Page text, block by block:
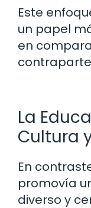
Este
un papel
en
La
Cultura
En
promovía
diverso y